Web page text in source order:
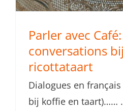
Parler avec
conversations
ricottataart
Dialogues en
bij koffie en taart)……